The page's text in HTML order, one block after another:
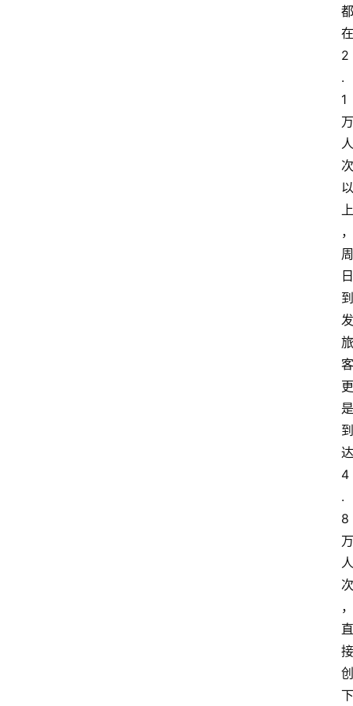
都
在
2
.
1
万
人
次
以
上
，
周
日
到
发
旅
客
更
是
到
达
4
.
8
万
人
次
，
直
接
创
下